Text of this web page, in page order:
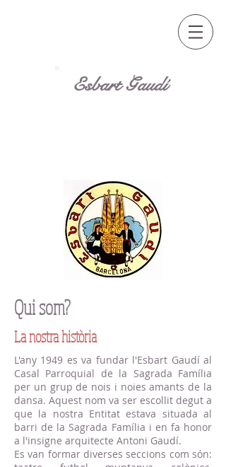
Esbart Gaudí
Qui som?
La nostra història
L'any 1949 es va fundar l'Esbart Gaudí al
Casal Parroquial de la Sagrada Família
per un grup de nois i noies amants de la
dansa. Aquest nom va ser escollit degut a
que la nostra Entitat estava situada al
barri de la Sagrada Família i en fa honor
a l'insigne arquitecte Antoni Gaudí.
Es van formar diverses seccions com són: